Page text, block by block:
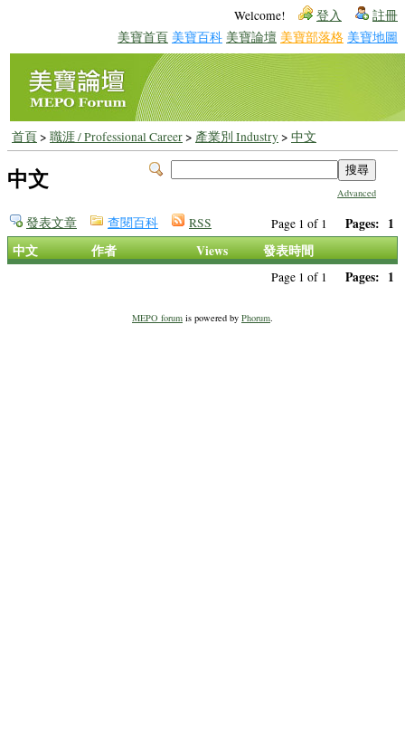
Welcome! 登入 註冊
美寶首頁 美寶百科 美寶論壇 美寶部落格 美寶地圖
首頁> 職涯 / Professional Career> 產業別 Industry> 中文
Advanced
中文
Page 1 of 1 Pages: 1
發表文章 查閱百科 RSS
中文 作者 Views 發表時間
Page 1 of 1 Pages: 1
MEPO forum is powered by Phorum.